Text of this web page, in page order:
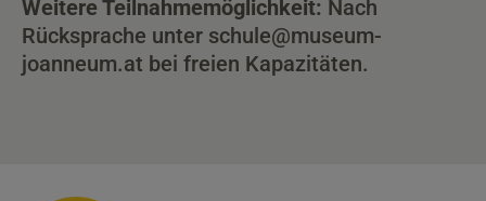
Weitere Teilnahmemöglichkeit: Nach
Rücksprache unter schule@museum-
joanneum.at bei freien Kapazitäten.